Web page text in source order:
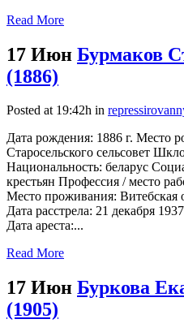
Read More
17 Июн Бурмаков
(1886)
Posted at 19:42h in
Дата рождения: 1886 г. Место
Старосельского сельсовет
Национальность: беларус
крестьян Профессия / место
Место проживания:
Дата расстрела: 21 декабря
Дата ареста:...
Read More
17 Июн Буркова
(1905)